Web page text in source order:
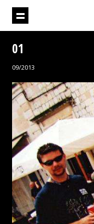
01
09/2013